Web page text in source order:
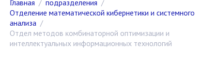
Ученый совет
ученые советы
диссертационные советы
Научные издания
Главная
подразделения
Отделение математической кибернетики и системного
анализа
Отдел методов комбинаторной оптимизации и
интеллектуальных информационных технологий